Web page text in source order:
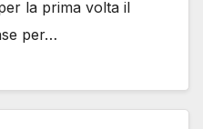
la prima volta il
per…